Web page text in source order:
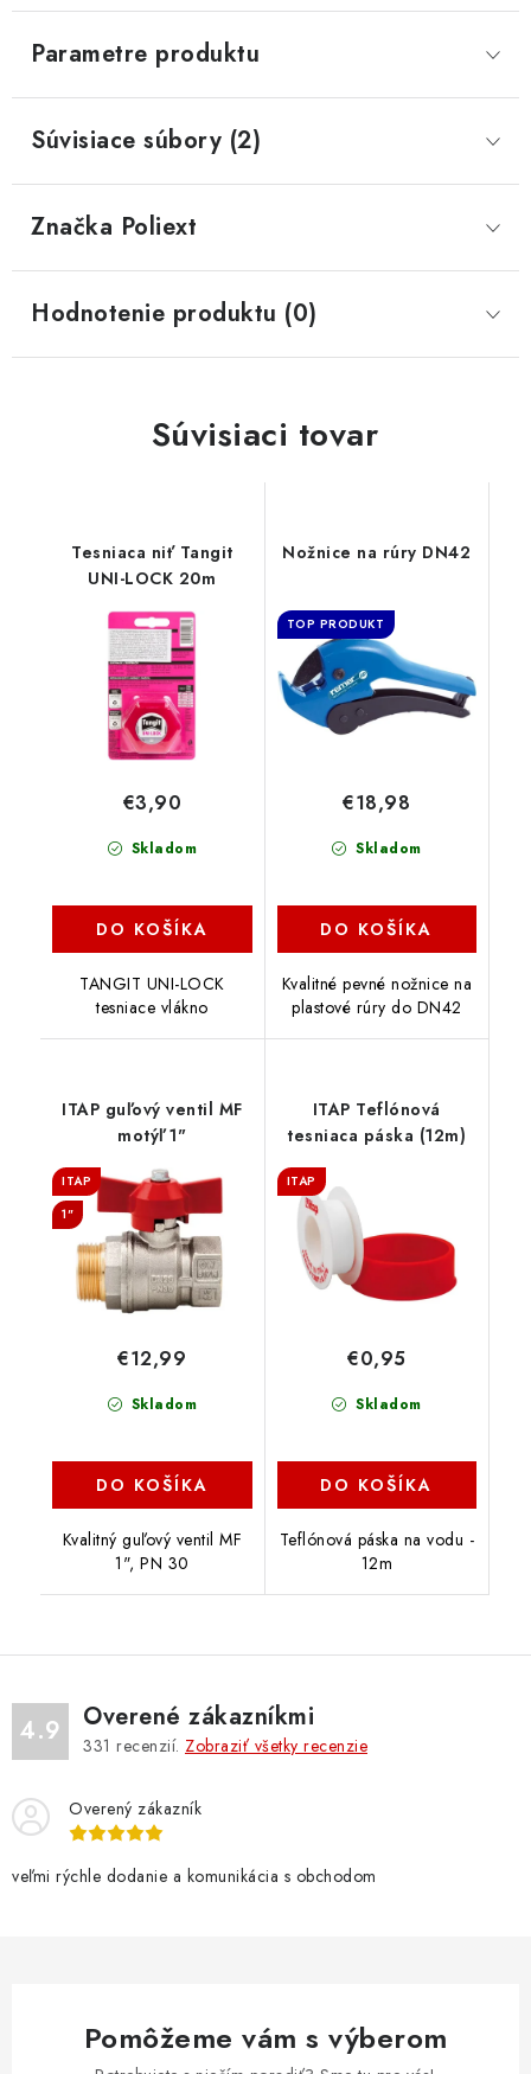
Parametre produktu
Súvisiace súbory (2)
Značka Poliext
Hodnotenie produktu (0)
Súvisiaci tovar
Tesniaca niť Tangit
UNI-LOCK 20m
Skladom
€3,90
DO KOŠÍKA
TANGIT UNI-LOCK
tesniace vlákno
Nožnice na rúry DN42
TOP PRODUKT
Skladom
€18,98
DO KOŠÍKA
Kvalitné pevné nožnice na
plastové rúry do DN42
ITAP guľový ventil MF
motýľ 1"
ITAP
1"
Skladom
€12,99
DO KOŠÍKA
Kvalitný guľový ventil MF
1", PN 30
ITAP Teflónová
tesniaca páska (12m)
ITAP
Skladom
€0,95
DO KOŠÍKA
Teflónová páska na vodu -
12m
4.9 Overené zákazníkmi
331 recenzií. Zobraziť všetky recenzie
Overený zákazník
veľmi rýchle dodanie a komunikácia s obchodom
Pomôžeme vám s výberom